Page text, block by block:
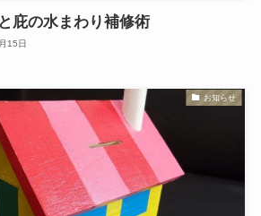
庇の水まわり補修術
15日
お知らせ